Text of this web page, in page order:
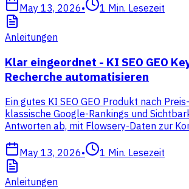
May 13, 2026• 1 Min. Lesezeit
Anleitungen
Klar eingeordnet - KI SEO GEO
Recherche automatisieren
Ein gutes KI SEO GEO Produkt nach
klassische Google-Rankings und
Antworten ab, mit Flowsery-Daten zur
May 13, 2026• 1 Min. Lesezeit
Anleitungen